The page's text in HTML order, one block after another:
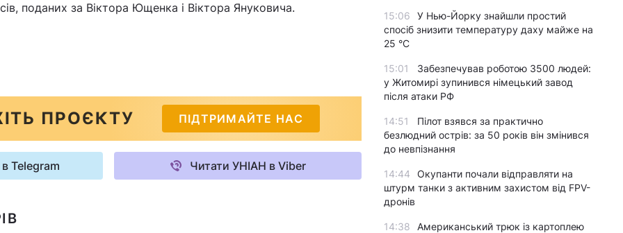
поданих за Віктора Ющенка і Віктора Януковича.
ПРОЄКТУ ПІДТРИМАЙТЕ НАС
Telegram Читати УНІАН в Viber
15:06
У Нью-Йорку знайшли простий
спосіб знизити температуру даху майже на
25 °C
15:01
Забезпечував роботою 3500 людей:
у Житомирі зупинився німецький завод
після атаки РФ
14:51
Пілот взявся за практично
безлюдний острів: за 50 років він змінився
до невпізнання
14:44
Окупанти почали відправляти на
штурм танки з активним захистом від FPV-
дронів
14:38
Американський трюк із картоплею